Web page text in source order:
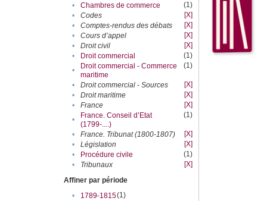
•
Chambres de commerce
(1)
•
Codes
[X]
•
Comptes-rendus des débats
[X]
•
Cours d’appel
[X]
•
Droit civil
[X]
•
Droit commercial
(1)
•
Droit commercial - Commerce
maritime
(1)
• Droit commercial - Sources
[X]
•
Droit maritime
[X]
•
France
[X]
•
France. Conseil d’Etat
(1799-....)
(1)
• France. Tribunat (1800-1807)
[X]
•
Législation
[X]
•
Procédure civile
(1)
•
Tribunaux
[X]
Affiner par période
•
1789-1815(1)